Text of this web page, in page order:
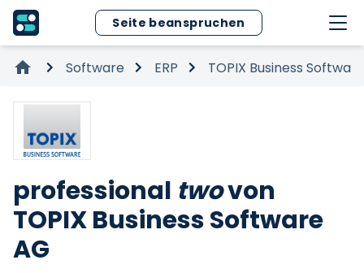
Seite beanspruchen
Software ERP TOPIX Business
professional twovon
TOPIX Business Software
AG